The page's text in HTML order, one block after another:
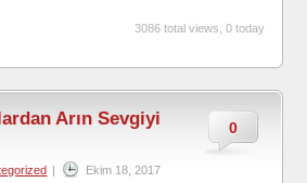
3086 total views, 0 today
0
Arın Sevgiyi
| Ekim 18, 2017